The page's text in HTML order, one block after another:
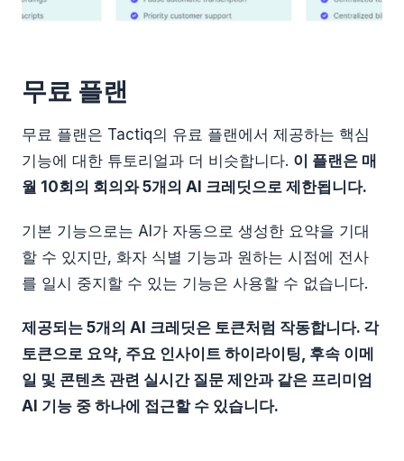
무료 플랜
무료 플랜은 Tactiq의 유료 플랜에서 제공하는 핵심
기능에 대한 튜토리얼과 더 비슷합니다. 이 플랜은 매
월 10회의 회의와 5개의 AI 크레딧으로 제한됩니다.
기본 기능으로는 AI가 자동으로 생성한 요약을 기대
할 수 있지만, 화자 식별 기능과 원하는 시점에 전사
를 일시 중지할 수 있는 기능은 사용할 수 없습니다.
제공되는 5개의 AI 크레딧은 토큰처럼 작동합니다. 각
토큰으로 요약, 주요 인사이트 하이라이팅, 후속 이메
일 및 콘텐츠 관련 실시간 질문 제안과 같은 프리미엄
AI 기능 중 하나에 접근할 수 있습니다.